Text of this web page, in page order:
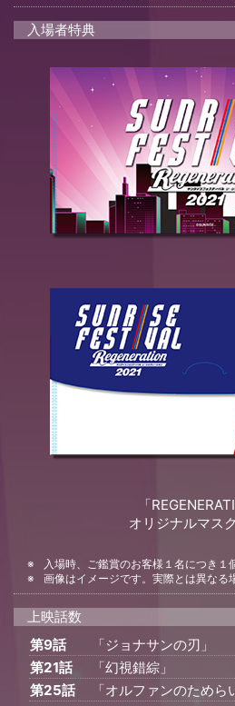
入場者特典
「
オリジナルマス
入場時、ご鑑賞のお客様１名につき１
画像はイメージです。実際とは異なる
上映話数
第9話
「ジョナサンの刃」
第21話
「幻視錯綜」
第25話
「オルファンのためら